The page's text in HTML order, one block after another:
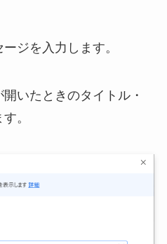
ージを入力 します。
いたときのタイトル・
。